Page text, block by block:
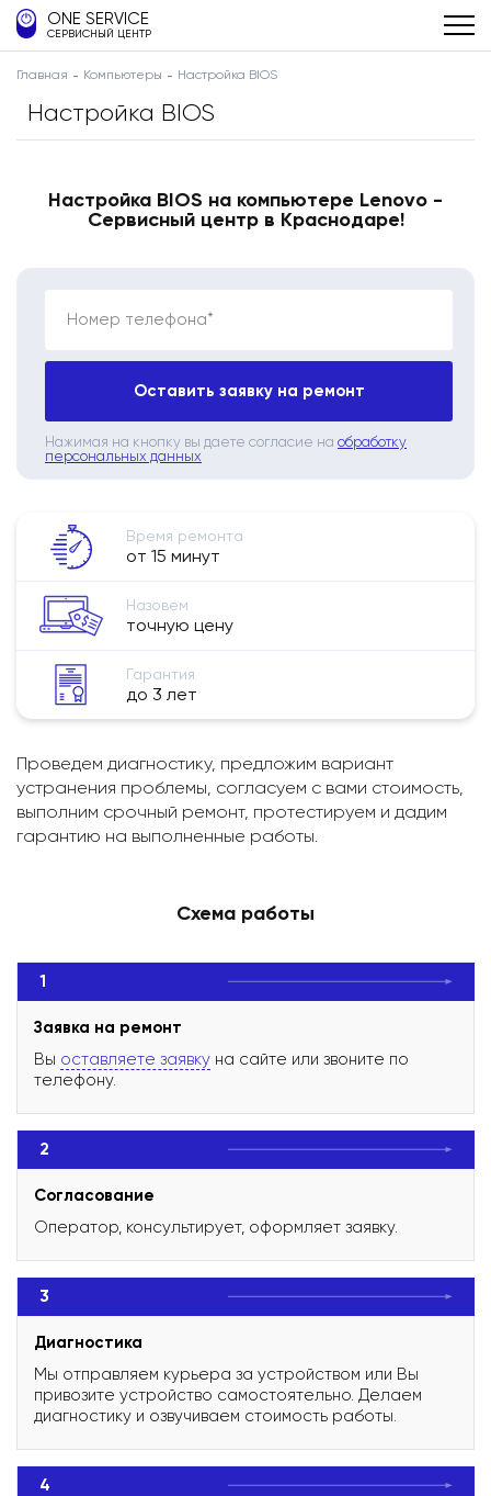
ONE SERVICE
СЕРВИСНЫЙ ЦЕНТР
Главная Компьютеры Настройка BIOS
Настройка BIOS
Настройка BIOS на компьютере Lenovo -
Сервисный центр в Краснодаре!
Номер телефона*
Оставить заявку на ремонт
Нажимая на кнопку вы даете согласие на обработку
персональных данных
Время ремонта
от 15 минут
Назовем
точную цену
Гарантия
до 3 лет
Проведем диагностику, предложим вариант
устранения проблемы, согласуем с вами стоимость,
выполним срочный ремонт, протестируем и дадим
гарантию на выполненные работы.
Схема работы
1
Заявка на ремонт
Вы оставляете заявку на сайте или звоните по
телефону.
2
Согласование
Оператор, консультирует, оформляет заявку.
3
Диагностика
Мы отправляем курьера за устройством или Вы
привозите устройство самостоятельно. Делаем
диагностику и озвучиваем стоимость работы.
4